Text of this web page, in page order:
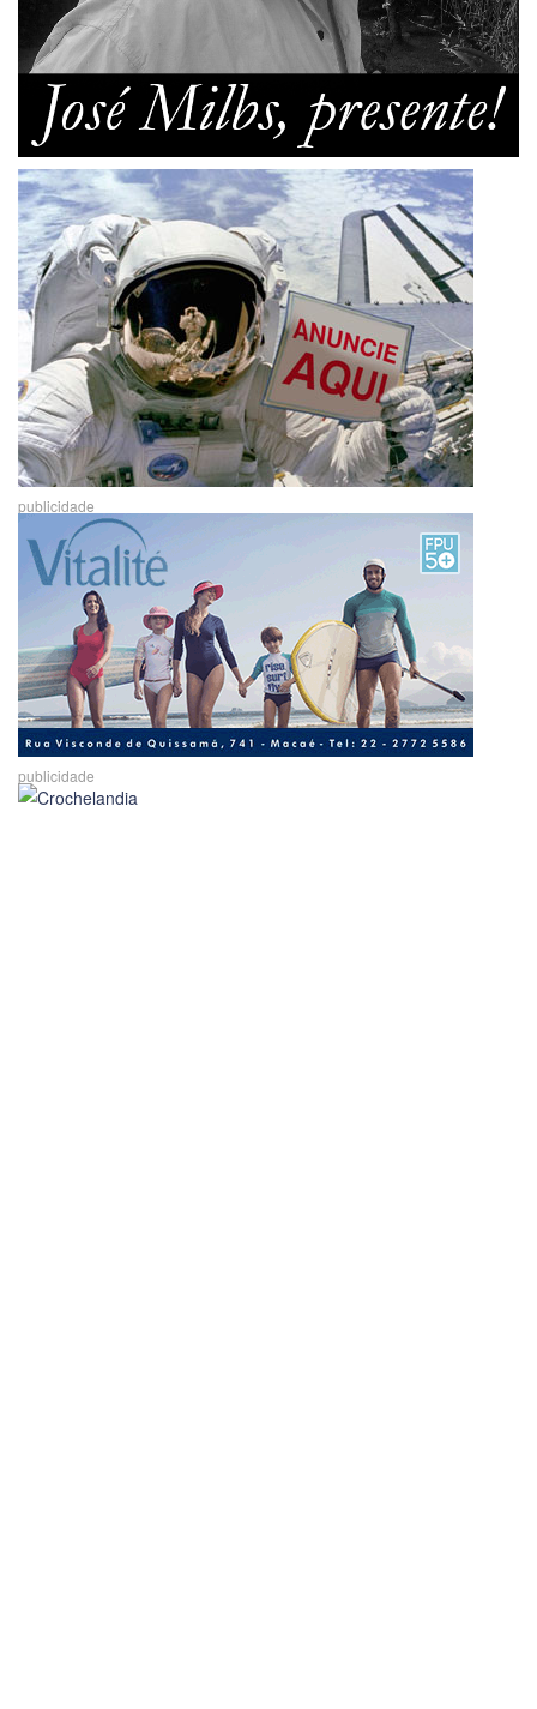
publicidade
publicidade